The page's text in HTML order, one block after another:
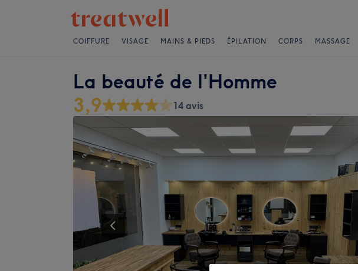
COIFFURE VISAGE MAINS & PIEDS ÉPILATION CORPS MASSAGE
La beauté de l'Homme
3,9 14 avis